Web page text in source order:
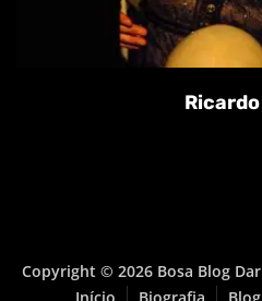
Copyright © 2026 Bosa Blog